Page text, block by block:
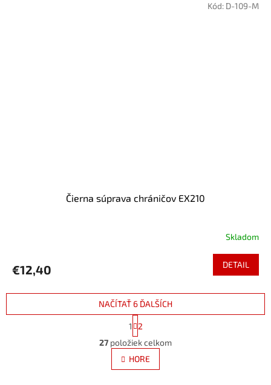
Čierna súprava chráničov EX210
Skladom
€12,40 DETAIL
Kód: D-109-M
O
v
l
á
NAČÍTAŤ 6 ĎALŠÍCH
S
t
r
á
n
k
1
2
27 položiek celkom
HORE